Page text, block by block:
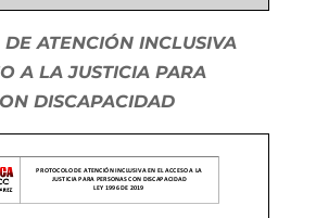
ATENCIÓN INCLUSIVA
A LA JUSTICIA PARA
DISCAPACIDAD